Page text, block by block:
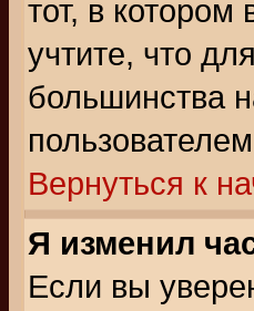
тот, в
учтите, что
большинства
Вернуться к
Я изменил
Если вы